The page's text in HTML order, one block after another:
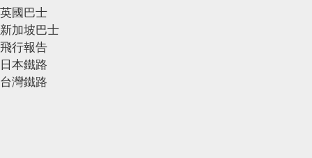
英國巴士
新加坡巴士
飛行報告
日本鐵路
台灣鐵路